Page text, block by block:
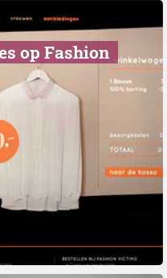
op Fashion